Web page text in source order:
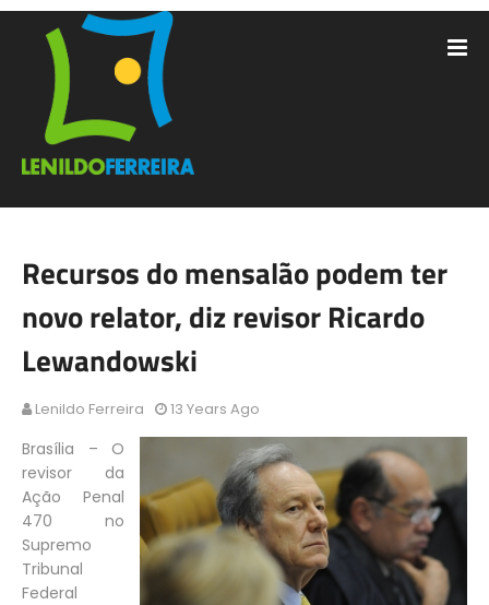
Recursos do mensalão podem ter
novo relator, diz revisor Ricardo
Lewandowski
Lenildo Ferreira 13 Years Ago
Brasília – O
revisor da
Ação Penal
470 no
Supremo
Tribunal
Federal